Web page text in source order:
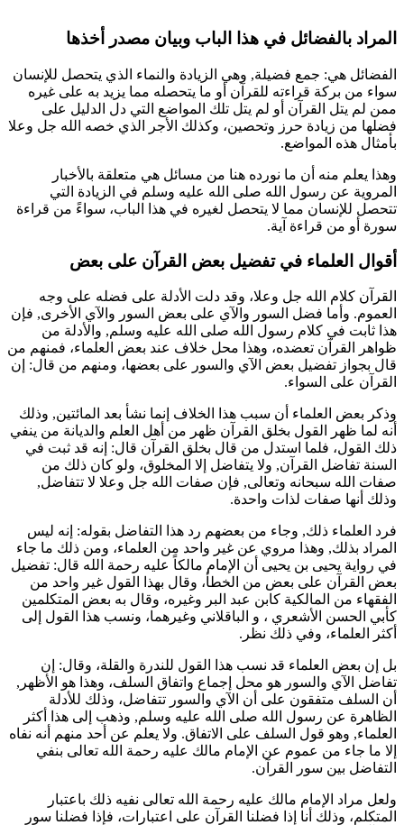
المراد بالفضائل في هذا الباب وبيان مصدر أخذها
الفضائل هي: جمع فضيلة, وهي الزيادة والنماء الذي يتحصل للإنسان
سواء من بركة قراءته للقرآن أو ما يتحصله مما يزيد به على غيره
ممن لم يتل القرآن أو لم يتل تلك المواضع التي دل الدليل على
فضلها من زيادة حرز وتحصين، وكذلك الأجر الذي خصه الله جل وعلا
بأمثال هذه المواضع.
وهذا يعلم منه أن ما نورده هنا من مسائل هي متعلقة بالأخبار
المروية عن رسول الله صلى الله عليه وسلم في الزيادة التي
تتحصل للإنسان مما لا يتحصل لغيره في هذا الباب، سواءً من قراءة
سورة أو من قراءة آية.
أقوال العلماء في تفضيل بعض القرآن على بعض
القرآن كلام الله جل وعلا، وقد دلت الأدلة على فضله على وجه
العموم. وأما فضل السور والآي على بعض السور والآي الأخرى, فإن
هذا ثابت في كلام رسول الله صلى الله عليه وسلم, والأدلة من
ظواهر القرآن تعضده، وهذا محل خلاف عند بعض العلماء، فمنهم من
قال بجواز تفضيل بعض الآي والسور على بعضها، ومنهم من قال: إن
القرآن على السواء.
وذكر بعض العلماء أن سبب هذا الخلاف إنما نشأ بعد المائتين, وذلك
أنه لما ظهر القول بخلق القرآن ظهر من أهل العلم والديانة من ينفي
ذلك القول، فلما استدل من قال بخلق القرآن قال: إنه قد ثبت في
السنة تفاضل القرآن, ولا يتفاضل إلا المخلوق، ولو كان ذلك من
صفات الله سبحانه وتعالى, فإن صفات الله جل وعلا لا تتفاضل,
وذلك أنها صفات لذات واحدة.
فرد العلماء ذلك, وجاء من بعضهم رد هذا التفاضل بقوله: إنه ليس
المراد بذلك, وهذا مروي عن غير واحد من العلماء، ومن ذلك ما جاء
في رواية يحيى بن يحيى أن الإمام مالكاً عليه رحمة الله قال: تفضيل
بعض القرآن على بعض من الخطأ، وقال بهذا القول غير واحد من
الفقهاء من المالكية كابن عبد البر وغيره، وقال به بعض المتكلمين
كأبي الحسن الأشعري ، و الباقلاني وغيرهما، ونسب هذا القول إلى
أكثر العلماء، وفي ذلك نظر.
بل إن بعض العلماء قد نسب هذا القول للندرة والقلة، وقال: إن
تفاضل الآي والسور هو محل إجماع واتفاق السلف، وهذا هو الأظهر,
أن السلف متفقون على أن الآي والسور تتفاضل، وذلك للأدلة
الظاهرة عن رسول الله صلى الله عليه وسلم, وذهب إلى هذا أكثر
العلماء, وهو قول السلف على الاتفاق. ولا يعلم عن أحد منهم أنه نفاه
إلا ما جاء من عموم عن الإمام مالك عليه رحمة الله تعالى بنفي
التفاضل بين سور القرآن.
ولعل مراد الإمام مالك عليه رحمة الله تعالى نفيه ذلك باعتبار
المتكلم، وذلك أنا إذا فضلنا القرآن على اعتبارات، فإذا فضلنا سور